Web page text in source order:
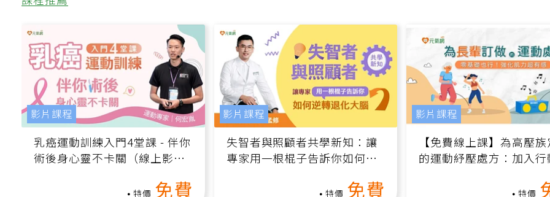
課程推薦
乳癌運動訓練入門4堂課 - 伴你
術後身心靈不卡關（線上影音
影片課程
失智者與照顧者共學新知：讓
專家用一根棍子告訴你如何逆
轉退化大腦（線上影音課）
影片課程
【免費線上課】為高壓族
的運動紓壓處方：加入行
增肌、互動元素，0基礎
影片課程